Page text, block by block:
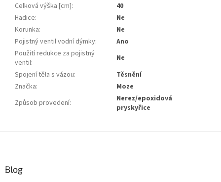
Celková výška [cm]:
40
Hadice:
Ne
Korunka:
Ne
Pojistný ventil vodní dýmky:
Ano
Použití redukce za pojistný
ventil:
Ne
Spojení těla s vázou:
Těsnění
Značka:
Moze
Způsob provedení:
Nerez/epoxidová
pryskyřice
Blog